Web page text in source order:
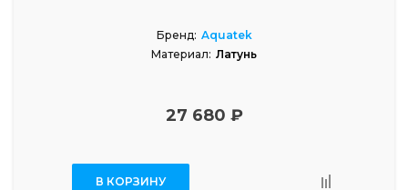
Бренд: Aquatek
Материал: Латунь
27 680 ₽
В КОРЗИНУ